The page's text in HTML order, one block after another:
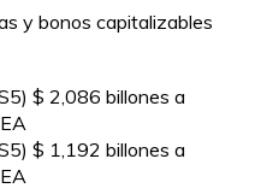
y bonos capitalizables
$ 2,086 billones a
$ 1,192 billones a